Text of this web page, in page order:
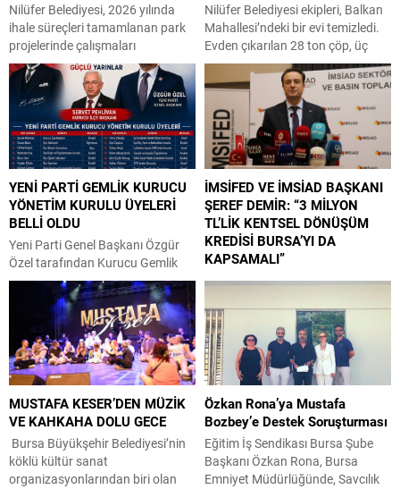
Nilüfer Belediyesi, 2026 yılında
ihale süreçleri tamamlanan park
projelerinde çalışmaları
hızlandırdı. Yıl sonuna kadar 7
ayrı mahallede tamamlanacak
projelerle kente yaklaşık 24 bin
metrekarelik yeni park alanı
kazandırılacak. Nilüfer Belediyesi,
ilçe genelinde kişi başına düşen
yeşil alan miktarını artırmak ve
vatandaşlara yeni yaşam alanları
sunmak amacıyla yürüttüğü park
çalışmalarını sürdürüyor....
Nilüfer Belediyesi ekipleri, Balkan
Mahallesi’ndeki bir evi temizledi.
Evden çıkarılan 28 ton çöp, üç
kamyona yüklenerek Hamitler
Kent Çöplüğü’ne götürüldü.
Nilüfer Belediyesi ekipleri, Balkan
Mahallesi Turan Haznedaroğlu
Sokak’ta bulunan bir apartman
dairesinden gelen şikâyetleri
değerlendirerek, çöp eve
dönüştürülen adresi temizledi.
Apartman sakinlerinin koku ve
hijyen sorunları nedeniyle yaptığı
bildirimlerin ardından...
YENİ PARTİ GEMLİK KURUCU
YÖNETİM KURULU ÜYELERİ
BELLİ OLDU
Yeni Parti Genel Başkanı Özgür
Özel tarafından Kurucu Gemlik
İlçe Başkanı olarak görevlendirilen
Servet Pehlivan, kurucu yönetim
kurulu üyelerini belirledi. Yeni Parti
Gemlik Kurucu İlçe Başkanı Servet
Pehlivan yaptığı açıklamada,
“Yeni Parti Genel Başkanı Özgür
Özel tarafından Gemlik Kurucu
İlçe Başkanlığı görevine
görevlendirilmiş bulunuyorum. Bu
önemli görevi üstlenmenin
sorumluluğu ve...
İMSİFED VE İMSİAD BAŞKANI
ŞEREF DEMİR: “3 MİLYON
TL’LİK KENTSEL DÖNÜŞÜM
KREDİSİ BURSA’YI DA
KAPSAMALI”
Çevre, Şehircilik ve İklim Değişikliği
Bakanlığı tarafından hayata
geçirilen 3 milyon TL’ye kadar
uygun koşullu kentsel dönüşüm
kredisi sektör tarafından
memnuniyetle karşılandı. İnşaat
Müteahhitleri Sanayicileri ve İş
İnsanları Federasyonu (İMSİFED)
ile İnşaat Müteahhitleri
Sanayicileri ve İş İnsanları Derneği
(İMSİAD) Başkanı Şeref Demir,
MUSTAFA KESER’DEN MÜZİK
VE KAHKAHA DOLU GECE
Bursa Büyükşehir Belediyesi’nin
köklü kültür sanat
organizasyonlarından biri olan
Özkan Rona’ya Mustafa
Bozbey’e Destek Soruşturması
Eğitim İş Sendikası Bursa Şube
Başkanı Özkan Rona, Bursa
Emniyet Müdürlüğünde, Savcılık